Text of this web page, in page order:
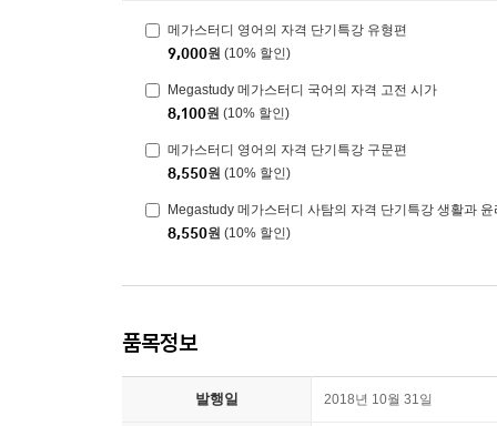
메가스터디 영어의 자격 단기특강 유형편
9,000원 (10% 할인)
Megastudy 메가스터디 국어의 자격 고전 시가
8,100원 (10% 할인)
메가스터디 영어의 자격 단기특강 구문편
8,550원 (10% 할인)
Megastudy 메가스터디 사탐의 자격 단기특강 생활과 윤
8,550원 (10% 할인)
품목정보
발행일 2018년 10월 31일